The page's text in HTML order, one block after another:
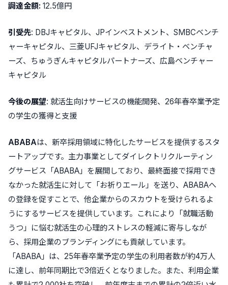
調達金額: 12.5億円
引受先: DBJキャピタル、JPインベストメント、SMBCベンチ
ャーキャピタル、三菱UFJキャピタル、デライト・ベンチャ
ーズ、ちゅうぎんキャピタルパートナーズ、広島ベンチャー
キャピタル
今後の展望: 就活生向けサービスの機能開発、26年春卒業予定
の学生の獲得と支援
ABABAは、新卒採用領域に特化したサービスを提供するスタ
ートアップです。主力事業としてダイレクトリクルーティン
グサービス 「ABABA」 を展開しており、 最終面接で採用でき
なかった就活生に対して「お祈りエール」を送り、ABABAへ
の登録を促すことで、他企業からのスカウトを受けられるよ
うにするサービスを提供しています。これにより「就職活動
うつ」に悩む就活生の心理的ストレスの軽減に寄与しなが
ら、採用企業のブランディングにも貢献しています。
「ABABA」は、25年春卒業予定の学生の利用者数が約4万人
に達し、前年同期比で3倍近くとなりました。また、利用企業